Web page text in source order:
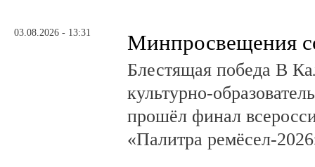
03.08.2026 - 13:31 Минпросвещения
Блестящая победа В
культурно-
прошёл финал
«Палитра ремёсел-